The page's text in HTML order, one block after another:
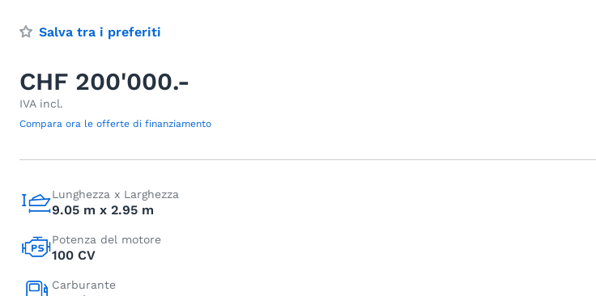
Salva tra i preferiti
CHF 200'000.-
IVA incl.
Compara ora le offerte di finanziamento
Lunghezza x Larghezza
9.05 m x 2.95 m
Potenza del motore
100 CV
Carburante